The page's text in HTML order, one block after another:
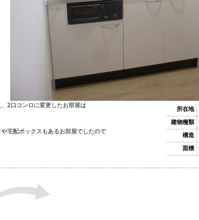
2口コンロに変更したお部屋は
宅配ボックスもあるお部屋でしたので
所在地
建物種類
構造
面積